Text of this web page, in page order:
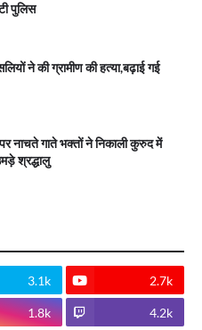
पुलिस
ने की ग्रामीण की हत्या,बढ़ाई गई
नाचते गाते भक्तों ने निकाली कुरुद में
श्रद्धालु
3.1k 2.7k
1.8k 4.2k